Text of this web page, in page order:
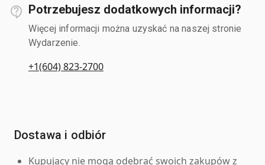
Potrzebujesz dodatkowych informacji?
Więcej informacji można uzyskać na naszej stronie
Wydarzenie.
+1(604) 823-2700
Dostawa i odbiór
Kupujący nie mogą odebrać swoich zakupów z